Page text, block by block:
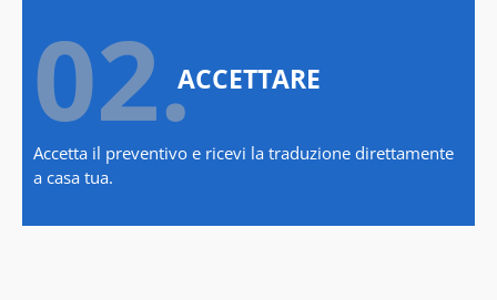
02.ACCETTARE
Accetta il preventivo e ricevi la traduzione direttamente
a casa tua.